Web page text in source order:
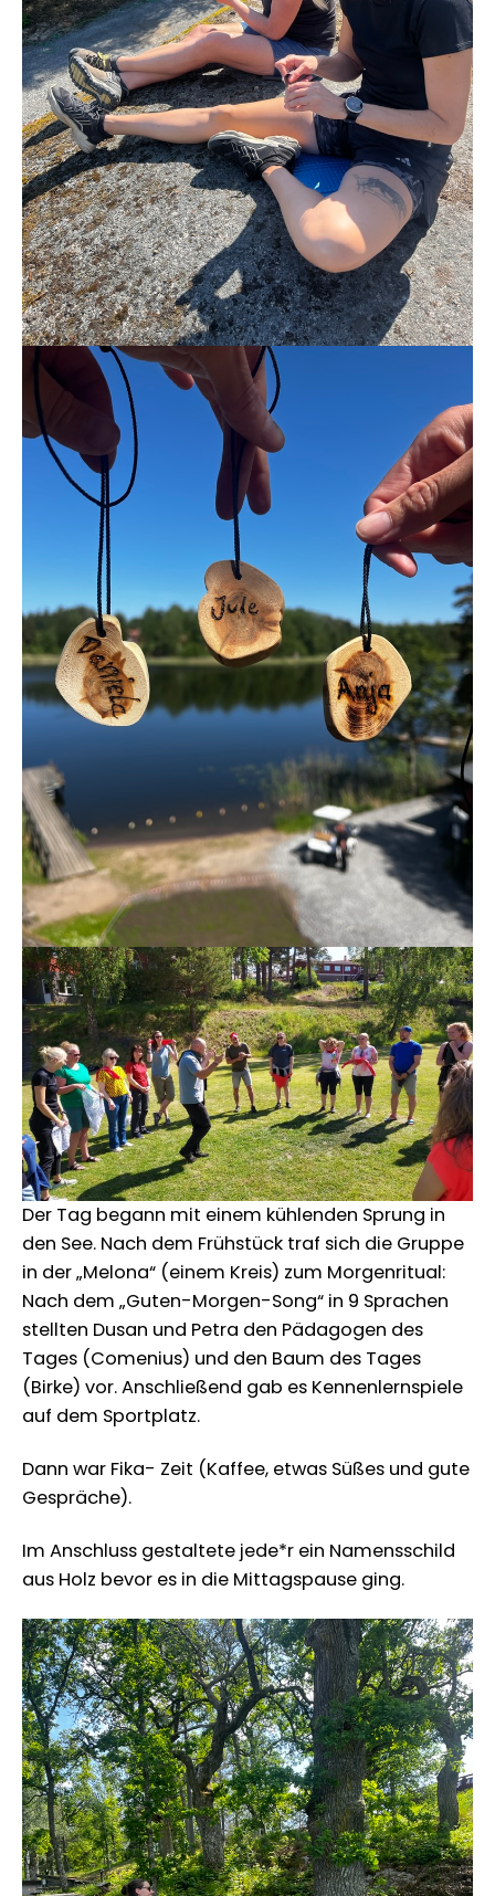
Der Tag begann mit einem kühlenden Sprung in
den See. Nach dem Frühstück traf sich die Gruppe
in der „Melona“ (einem Kreis) zum Morgenritual:
Nach dem „Guten-Morgen-Song“ in 9 Sprachen
stellten Dusan und Petra den Pädagogen des
Tages (Comenius) und den Baum des Tages
(Birke) vor. Anschließend gab es Kennenlernspiele
auf dem Sportplatz.
Dann war Fika- Zeit (Kaffee, etwas Süßes und gute
Gespräche).
Im Anschluss gestaltete jede*r ein Namensschild
aus Holz bevor es in die Mittagspause ging.